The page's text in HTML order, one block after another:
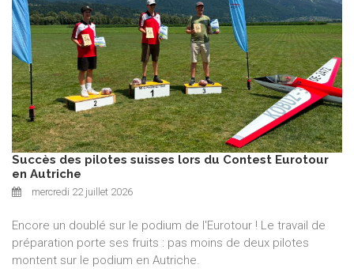
Succès des pilotes suisses lors du Contest Eurotour
en Autriche
mercredi 22 juillet 2026
Encore un doublé sur le podium de l'Eurotour ! Le travail de
préparation porte ses fruits : pas moins de deux pilotes
montent sur le podium en Autriche.